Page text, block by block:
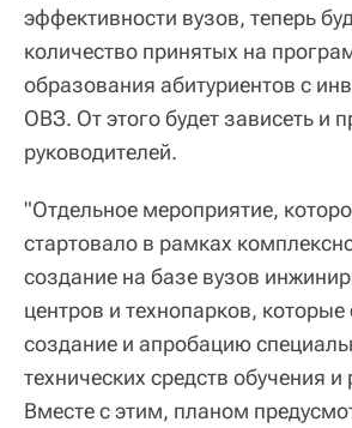
эффективности вузов, теперь
количество принятых на
образования абитуриентов с
ОВЗ. От этого будет зависеть и
руководителей.
"Отдельное мероприятие,
стартовало в рамках
создание на базе вузов
центров и технопарков,
создание и апробацию
технических средств обучения
Вместе с этим, планом